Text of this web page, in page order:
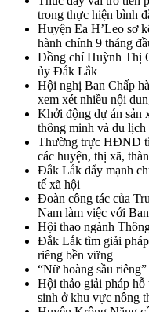
trong thực hiện bình
Huyện Ea H’Leo sơ
hành chính 9 tháng
Đồng chí Huỳnh Thị
ủy Đắk Lắk
Hội nghị Ban Chấp
xem xét nhiều nội
Khởi động dự án sản
thông minh và du
Thường trực HĐND
các huyện, thị xã,
Đắk Lắk đẩy mạnh
tế xã hội
Đoàn công tác của
Nam làm việc với
Hội thao ngành
Đắk Lắk tìm giải
riêng bền vững
“Nữ hoàng sầu
Hội thảo giải pháp hỗ
sinh ở khu vực nông